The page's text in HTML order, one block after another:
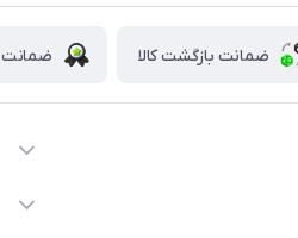
ضمانت بازگشت کالا ضمانت